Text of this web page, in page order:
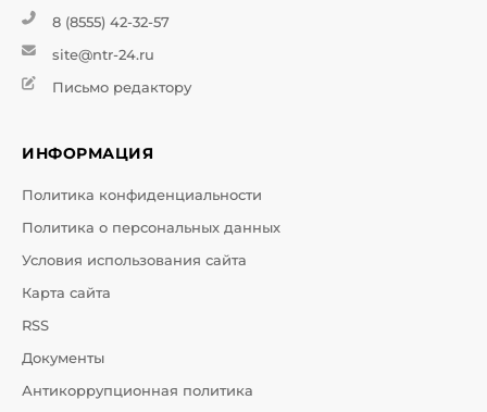
8 (8555) 42-32-57
site@ntr-24.ru
Письмо редактору
ИНФОРМАЦИЯ
Политика конфиденциальности
Политика о персональных данных
Условия использования сайта
Карта сайта
RSS
Документы
Антикоррупционная политика